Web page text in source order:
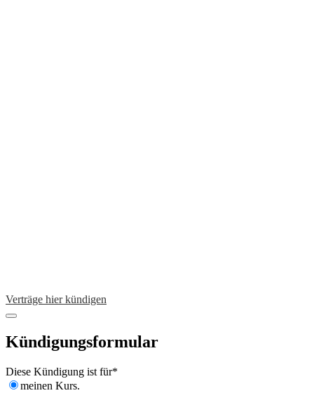
Verträge hier kündigen
Kündigungsformular
Email
Address*
Diese Kündigung ist für*
meinen Kurs.